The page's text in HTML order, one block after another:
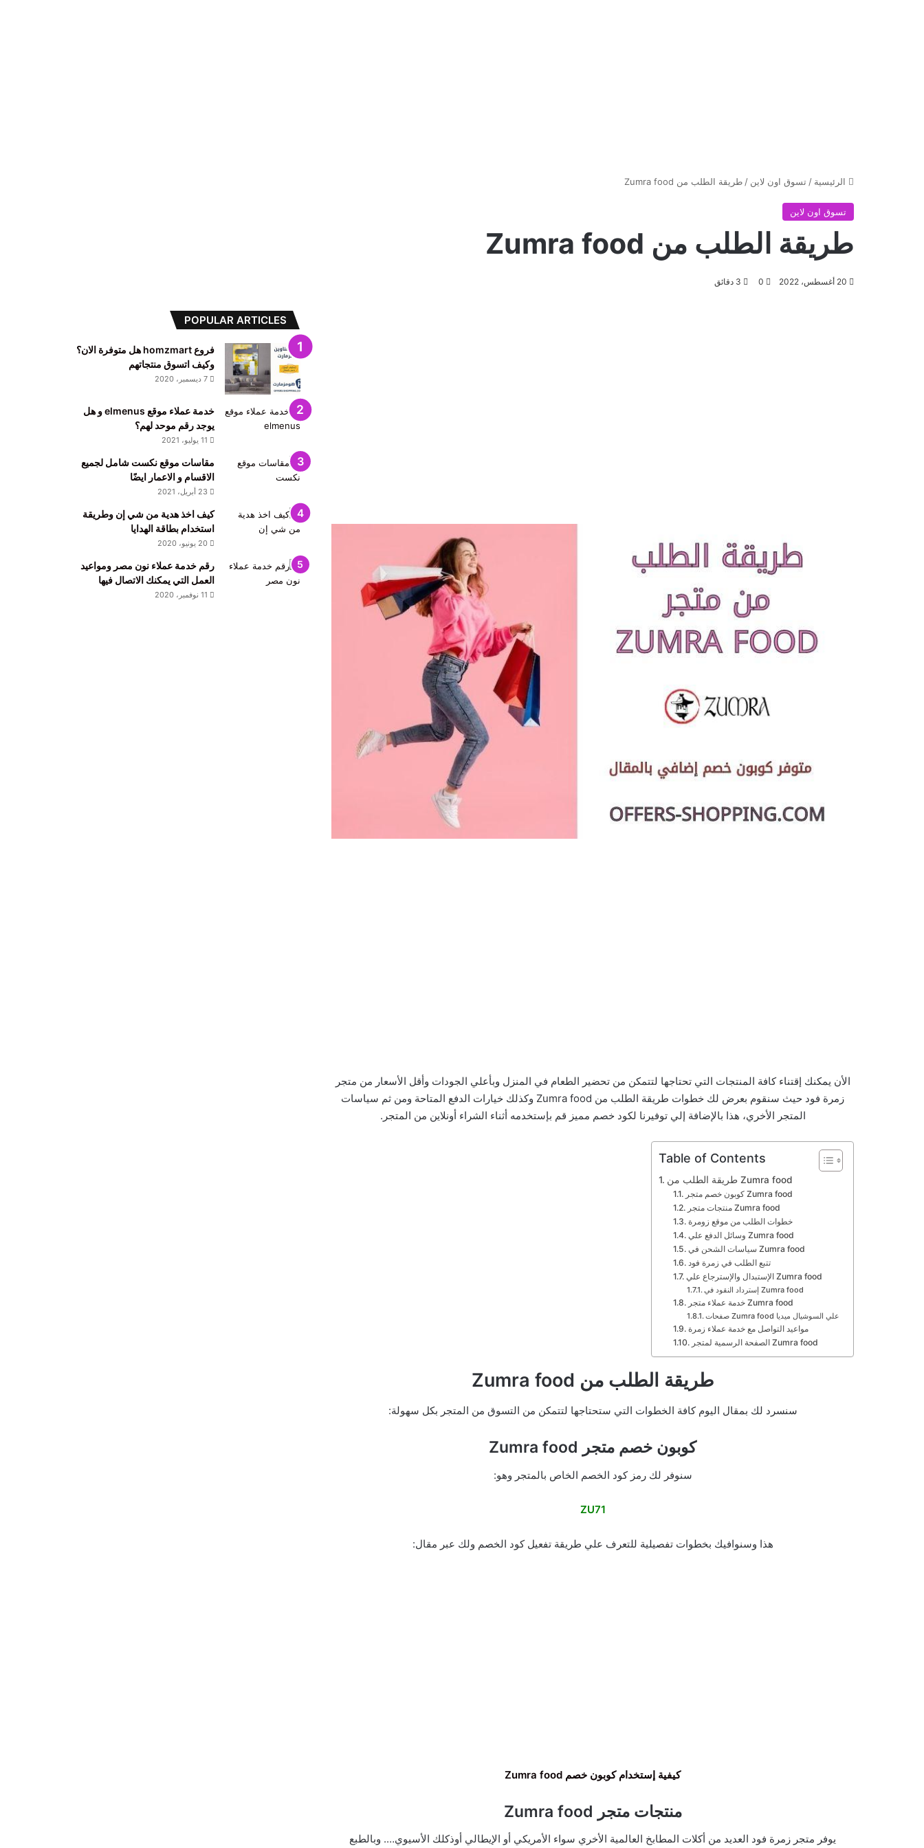
الرئيسية / تسوق اون لاين / طريقة الطلب من Zumra food
تسوق اون لاين
طريقة الطلب من Zumra food
20 أغسطس، 2022 0
الأن يمكنك إقتناء كافة المنتجات التي تحتاجها لتتمكن من تحضير الطعام في المنزل وبأعلي الجودات وأقل الأسعار من متجر
زمرة فود حيث سنقوم بعرض لك خطوات طريقة الطلب من Zumra food وكذلك خيارات الدفع المتاحة ومن ثم سياسات
المتجر الأخري، هذا بالإضافة إلي توفيرنا لكود خصم مميز قم بإستخدمه أثناء الشراء أونلاين من المتجر.
Table of Contents
طريقة الطلب من Zumra food
كوبون خصم متجر Zumra food
منتجات متجر Zumra food
خطوات الطلب من موقع زومرة
وسائل الدفع علي Zumra food
سياسات الشحن في Zumra food
تتبع الطلب في زمرة فود
الإستبدال والإسترجاع علي Zumra food
إسترداد النقود في Zumra food
خدمة عملاء متجر Zumra food
صفحات Zumra food علي السوشيال ميديا
مواعيد التواصل مع خدمة عملاء زمرة
الصفحة الرسمية لمتجر Zumra food
طريقة الطلب من Zumra food
سنسرد لك بمقال اليوم كافة الخطوات التي ستحتاجها لتتمكن من التسوق من المتجر بكل سهولة:
كوبون خصم متجر Zumra food
سنوفر لك رمز كود الخصم الخاص بالمتجر وهو:
ZU71
هذا وسنوافيك بخطوات تفصيلية للتعرف علي طريقة تفعيل كود الخصم ولك عبر مقال:
كيفية إستخدام كوبون خصم Zumra food
منتجات متجر Zumra food
يوفر متجر زمرة فود العديد من أكلات المطابخ العالمية الأخري سواء الأمريكي أو الإيطالي أوذكلك الأسيوي…. وبالطبع
POPULAR ARTICLES
فروع homzmart هل متوفرة الان؟
وكيف اتسوق منتجاتهم
7 ديسمبر، 2020
خدمة عملاء موقع elmenus و هل
يوجد رقم موحد لهم؟
11 يوليو، 2021
مقاسات موقع نكست شامل لجميع
الاقسام و الاعمار ايضًا
23 أبريل، 2021
كيف اخذ هدية من شي إن وطريقة
استخدام بطاقة الهدايا
20 يونيو، 2020
رقم خدمة عملاء نون مصر ومواعيد
العمل التي يمكنك الاتصال فيها
11 نوفمبر، 2020